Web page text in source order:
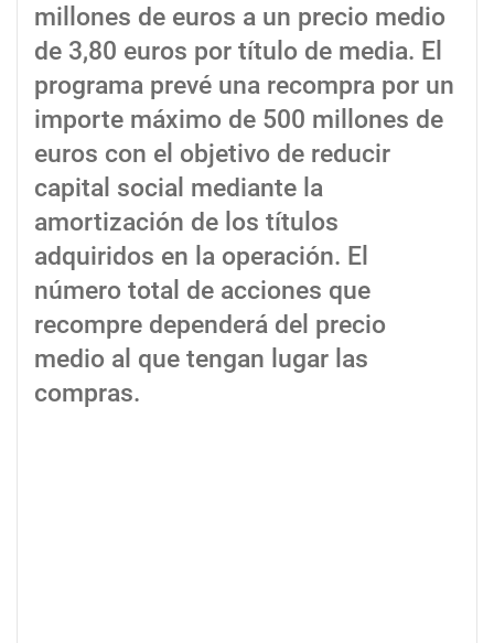
millones de euros a un precio medio
de 3,80 euros por título de media. El
programa prevé una recompra por un
importe máximo de 500 millones de
euros con el objetivo de reducir
capital social mediante la
amortización de los títulos
adquiridos en la operación. El
número total de acciones que
recompre dependerá del precio
medio al que tengan lugar las
compras.